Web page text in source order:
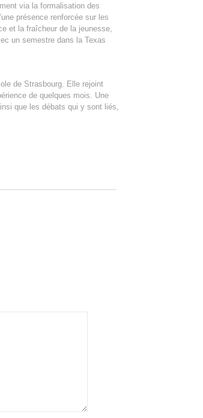
via la formalisation des
présence renforcée sur les
et la fraîcheur de la jeunesse,
un semestre dans la Texas
de Strasbourg. Elle rejoint
de quelques mois. Une
que les débats qui y sont liés,